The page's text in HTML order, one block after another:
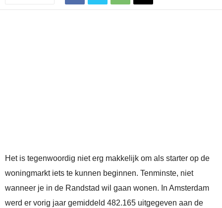
Het is tegenwoordig niet erg makkelijk om als starter op de
woningmarkt iets te kunnen beginnen. Tenminste, niet
wanneer je in de Randstad wil gaan wonen. In Amsterdam
werd er vorig jaar gemiddeld 482.165 uitgegeven aan de